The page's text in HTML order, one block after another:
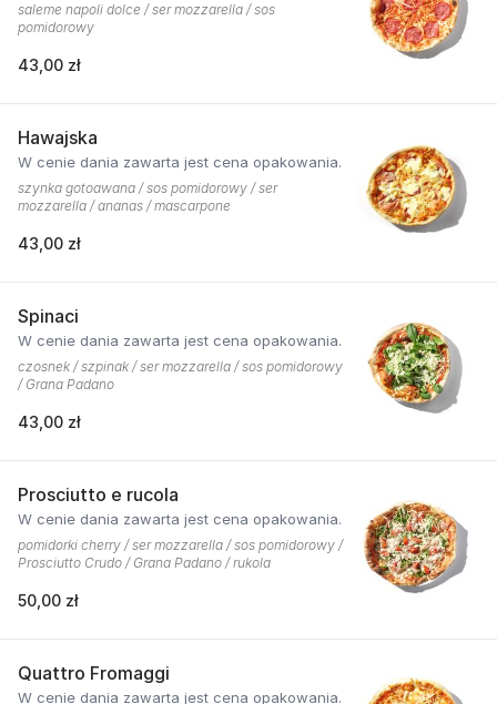
saleme napoli dolce / ser mozzarella / sos
pomidorowy
43,00 zł
Hawajska
W cenie dania zawarta jest cena opakowania.
szynka gotoawana / sos pomidorowy / ser
mozzarella / ananas / mascarpone
43,00 zł
Spinaci
W cenie dania zawarta jest cena opakowania.
czosnek / szpinak / ser mozzarella / sos pomidorowy
/ Grana Padano
43,00 zł
Prosciutto e rucola
W cenie dania zawarta jest cena opakowania.
pomidorki cherry / ser mozzarella / sos pomidorowy /
Prosciutto Crudo / Grana Padano / rukola
50,00 zł
Quattro Fromaggi
W cenie dania zawarta jest cena opakowania.